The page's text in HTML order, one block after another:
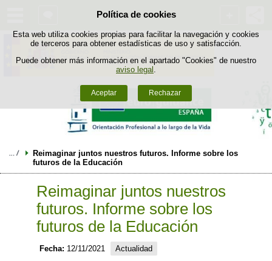
Política de cookies
Esta web utiliza cookies propias para facilitar la navegación y cookies
de terceros para obtener estadísticas de uso y satisfacción.
Puede obtener más información en el apartado "Cookies" de nuestro
aviso legal
Aceptar Rechazar
Saltar al contenido
Reimaginar juntos nuestros futuros. Informe sobre los
futuros de la Educación
Reimaginar juntos nuestros
futuros. Informe sobre los
futuros de la Educación
Fecha: 12/11/2021
Actualidad